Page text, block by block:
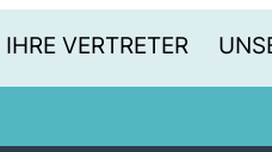
IHRE VERTRETER